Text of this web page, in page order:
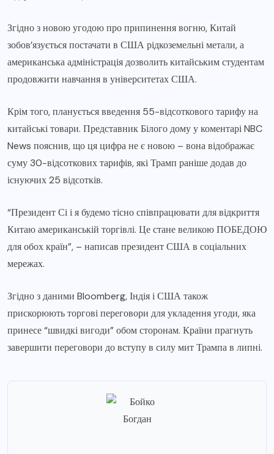
Згідно з новою угодою про припинення вогню, Китай
зобов’язується постачати в США рідкоземельні метали, а
американська адміністрація дозволить китайським студентам
продовжити навчання в університетах США.
Крім того, планується введення 55-відсоткового тарифу на
китайські товари. Представник Білого дому у коментарі NBC
News пояснив, що ця цифра не є новою – вона відображає
суму 30-відсоткових тарифів, які Трамп раніше додав до
існуючих 25 відсотків.
“Президент Сі і я будемо тісно співпрацювати для відкриття
Китаю американській торгівлі. Це стане великою ПОБЕДОЮ
для обох країн”, – написав президент США в соціальних
мережах.
Згідно з даними Bloomberg, Індія і США також
прискорюють торгові переговори для укладення угоди, яка
принесе “швидкі вигоди” обом сторонам. Країни прагнуть
завершити переговори до вступу в силу мит Трампа в липні.